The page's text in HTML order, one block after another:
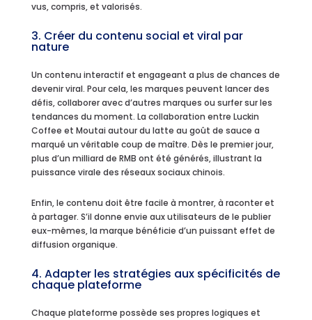
vus, compris, et valorisés.
3. Créer du contenu social et viral par
nature
Un contenu interactif et engageant a plus de chances de
devenir viral. Pour cela, les marques peuvent lancer des
défis, collaborer avec d’autres marques ou surfer sur les
tendances du moment. La collaboration entre Luckin
Coffee et Moutai autour du latte au goût de sauce a
marqué un véritable coup de maître. Dès le premier jour,
plus d’un milliard de RMB ont été générés, illustrant la
puissance virale des réseaux sociaux chinois.
Enfin, le contenu doit être facile à montrer, à raconter et
à partager. S’il donne envie aux utilisateurs de le publier
eux-mêmes, la marque bénéficie d’un puissant effet de
diffusion organique.
4. Adapter les stratégies aux spécificités de
chaque plateforme
Chaque plateforme possède ses propres logiques et